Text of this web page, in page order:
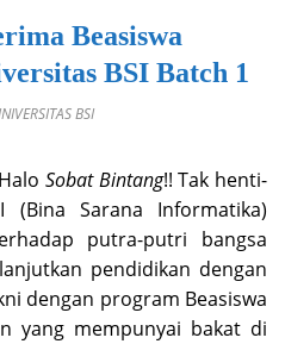
Beasiswa
BSI Batch 1
BSI
Sobat Bintang!! Tak henti-
(Bina Sarana Informatika)
putra-putri bangsa
pendidikan dengan
dengan program Beasiswa
yang mempunyai bakat di